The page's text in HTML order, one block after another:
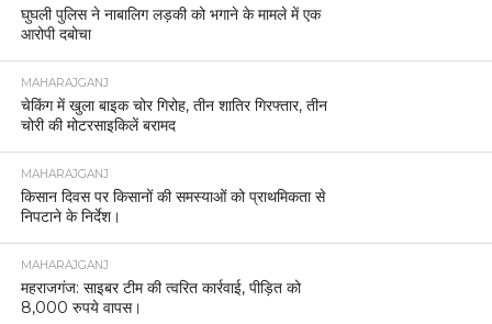
घुघली पुलिस ने नाबालिग लड़की को भगाने के मामले में एक
आरोपी दबोचा
MAHARAJGANJ
चेकिंग में खुला बाइक चोर गिरोह, तीन शातिर गिरफ्तार, तीन
चोरी की मोटरसाइकिलें बरामद
MAHARAJGANJ
किसान दिवस पर किसानों की समस्याओं को प्राथमिकता से
निपटाने के निर्देश।
MAHARAJGANJ
महराजगंज: साइबर टीम की त्वरित कार्रवाई, पीड़ित को
8,000 रुपये वापस।